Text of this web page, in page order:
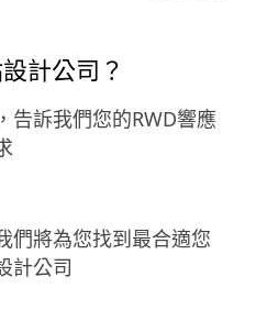
計公司？
告訴我們您的RWD響應
們將為您找到最合適您
計公司